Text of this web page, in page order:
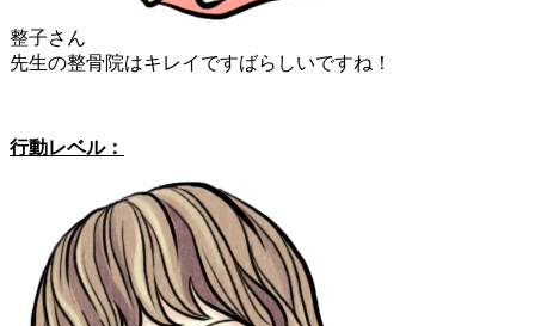
整子さん
先生の整骨院はキレイですばらしいですね！
行動レベル：